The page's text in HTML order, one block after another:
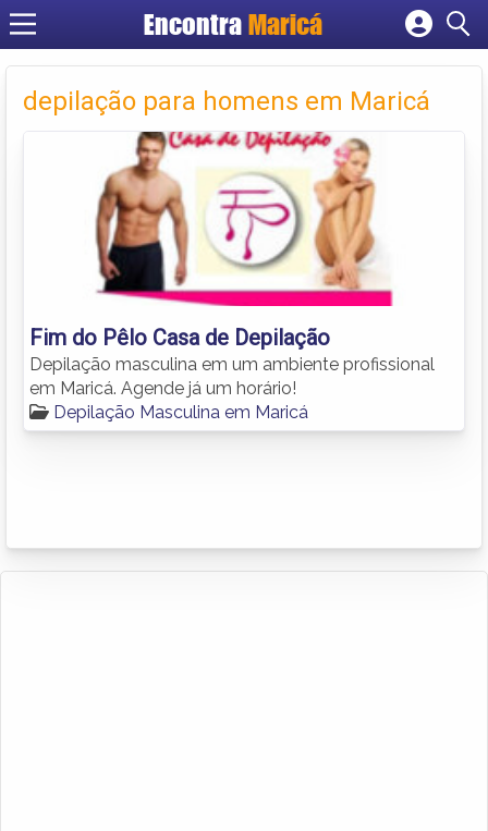
EncontraMaricá
Cadastrar empresa
Criar conta
depilação para homens em Maricá
Fim do Pêlo Casa de Depilação
Depilação masculina em um ambiente profissional
em Maricá. Agende já um horário!
Depilação Masculina em Maricá